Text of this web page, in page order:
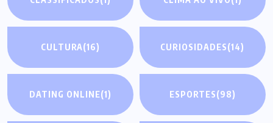
CULTURA(16) CURIOSIDADES(14)
DATING ONLINE(1) ESPORTES(98)